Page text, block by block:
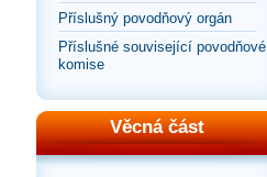
Příslušný povodňový orgán
Příslušné související povodňové
komise
Věcná část